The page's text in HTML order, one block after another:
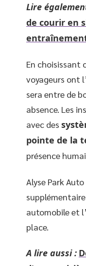
Lire
de courir en
En choisissant
voyageurs ont
sera entre de
absence. Les
avec des
pointe de la
présence
Alyse Park
automobile et
place.
A lire aussi :